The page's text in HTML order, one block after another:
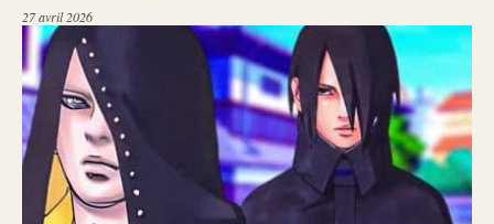
27 avril 2026